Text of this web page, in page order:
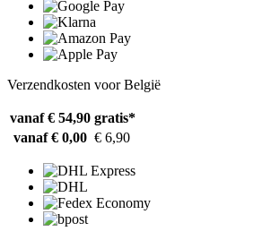
Verzendkosten voor België
vanaf € 54,90 gratis*
vanaf € 0,00 € 6,90